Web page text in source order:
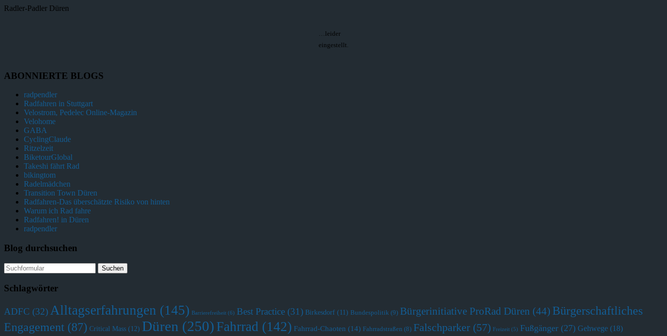
Radler-Padler Düren
…leider
eingestellt.
ABONNIERTE BLOGS
radpendler
Radfahren in Stuttgart
Velostrom, Pedelec Online-Magazin
Velohome
GABA
CyclingClaude
Ritzelzeit
BiketourGlobal
Takeshi fährt Rad
bikingtom
Radelmädchen
Transition Town Düren
Radfahren-Das überschätzte Risiko von hinten
Warum ich Rad fahre
Radfahren! in Düren
radpendler
Blog durchsuchen
Schlagwörter
ADFC (32)Alltagserfahrungen (145) Barrierefreiheit (6) Best Practice (31) Birkesdorf (11) Bundespolitik (9) Bürgerinitiative ProRad Düren (44) Bürgerschaftliches
Engagement (87) Critical Mass (12) Düren (250) Fahrrad (142) Fahrrad-Chaoten (14) Fahrradstraßen (8) Falschparker (57) Freizeit (5) Fußgänger (27) Gehwege (18)